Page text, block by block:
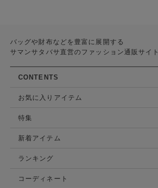
バッグや財布などを豊富に展開する
サマンサタバサ直営のファッション通販サイト
CONTENTS
お気に入りアイテム
特集
新着アイテム
ランキング
コーディネート